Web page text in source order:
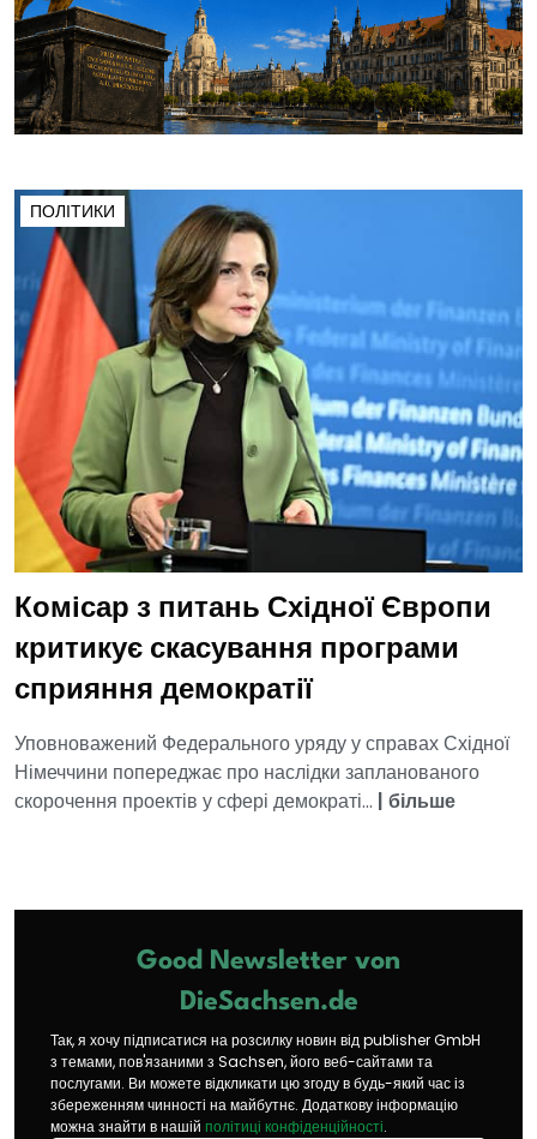
ПОЛІТИКИ
Комісар з питань Східної Європи
критикує скасування програми
сприяння демократії
Уповноважений Федерального уряду у справах Східної
Німеччини попереджає про наслідки запланованого
скорочення проектів у сфері демократі... | більше
Good Newsletter von
DieSachsen.de
Так, я хочу підписатися на розсилку новин від publisher GmbH
з темами, пов'язаними з Sachsen, його веб-сайтами та
послугами. Ви можете відкликати цю згоду в будь-який час із
збереженням чинності на майбутнє. Додаткову інформацію
можна знайти в нашій політиці конфіденційності.